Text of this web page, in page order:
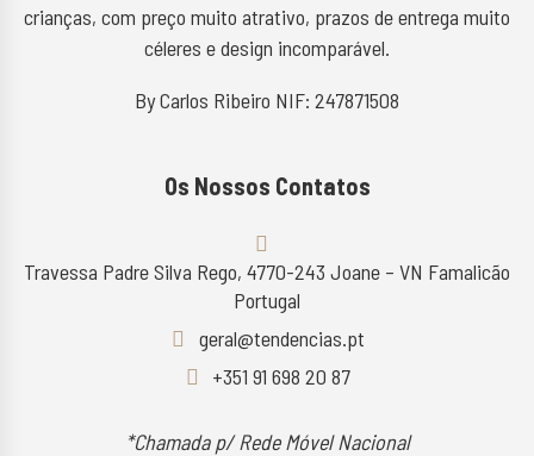
crianças, com preço muito atrativo, prazos de entrega muito
céleres e design incomparável.
By Carlos Ribeiro NIF: 247871508
Os Nossos Contatos
Travessa Padre Silva Rego, 4770-243 Joane – VN Famalicão
Portugal
geral@tendencias.pt
+351 91 698 20 87
*Chamada p/ Rede Móvel Nacional